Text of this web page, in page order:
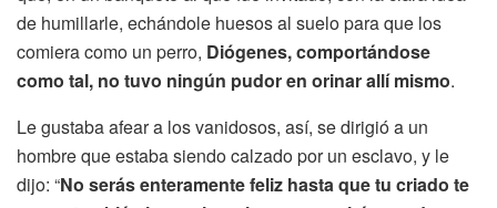
de humillarle, echándole huesos al suelo para que los
comiera como un perro, Diógenes, comportándose
como tal, no tuvo ningún pudor en orinar allí mismo.
Le gustaba afear a los vanidosos, así, se dirigió a un
hombre que estaba siendo calzado por un esclavo, y le
dijo: “No serás enteramente feliz hasta que tu criado te